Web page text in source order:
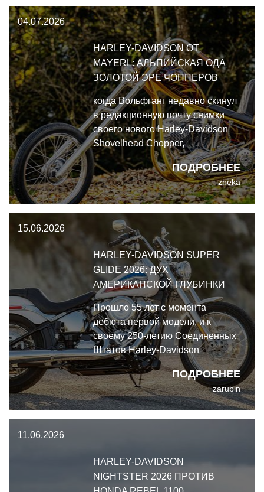
повороты суперчарджевый
кафе-рейсер.
04.07.2026
HARLEY-DAVIDSON ОТ
MAYERL: АЛЬПИЙСКАЯ ОДА
ЗОЛОТОЙ ЭРЕ ЧОППЕРОВ
ПОДРОБНЕЕ
когда Вольфганг недавно скинул
в редакционную почту снимки
своего нового Harley-Davidson
Shovelhead Chopper,
построенного с нуля, в
длительных дебатах не было
нужды — это было мгновенное,
единодушное и громогласное
"да, черт возьми!".
zheka
15.06.2026
HARLEY-DAVIDSON SUPER
GLIDE 2026: ДУХ
АМЕРИКАНСКОЙ ГЛУБИНКИ
ПОДРОБНЕЕ
Прошло 55 лет с момента
дебюта первой модели, и к
своему 250-летию Соединенных
Штатов Harley-Davidson
подготовил особый подарок —
Harley-Davidson Super Glide
2026, выпущенный
ограниченным тиражом в 2500
экземпляров на платформе
zarubin
11.06.2026
HARLEY-DAVIDSON
NIGHTSTER 2026 ПРОТИВ